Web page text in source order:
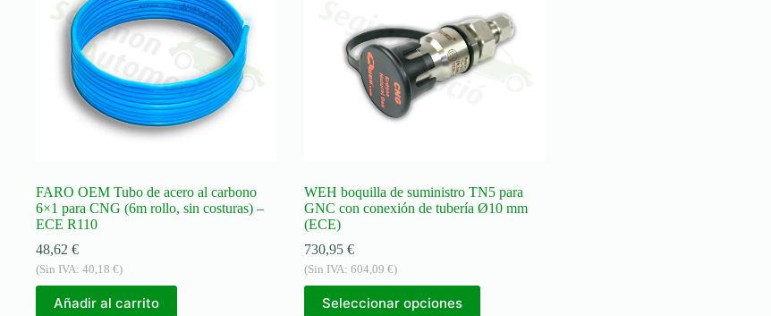
FARO OEM Tubo de acero al carbono
6×1 para CNG (6m rollo, sin costuras) –
ECE R110
48,62 €
(Sin IVA: 40,18 €)
Añadir al carrito
WEH boquilla de suministro TN5 para
GNC con conexión de tubería Ø10 mm
(ECE)
730,95 €
(Sin IVA: 604,09 €)
Seleccionar opciones